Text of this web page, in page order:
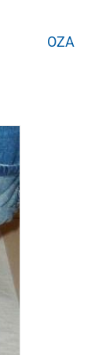
OZA